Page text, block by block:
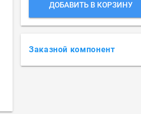
ДОБАВИТЬ В КОРЗИНУ
Заказной компонент